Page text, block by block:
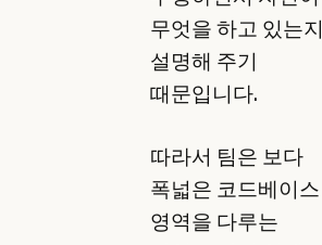
무엇을 하고 있는지
설명해 주기
때문입니다.
따라서 팀은 보다
폭넓은 코드베이스
영역을 다루는